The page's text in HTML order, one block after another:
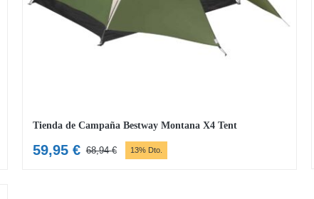
Tienda de Campaña Bestway Montana X4 Tent
68,94€El
59,95 €
El 13% Dto.